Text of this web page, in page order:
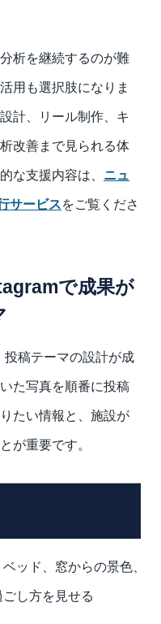
析を継続するのが難
用も選択肢になりま
計、リール制作、キ
改善まで見られる体
な支援内容は、 ニュ
サービスをご覧くださ
で成果が
投稿テーマの設計が成
た写真を順番に投稿
たい情報と、施設が
が重要です。
ッド、窓からの景色、ア
し方を見せる